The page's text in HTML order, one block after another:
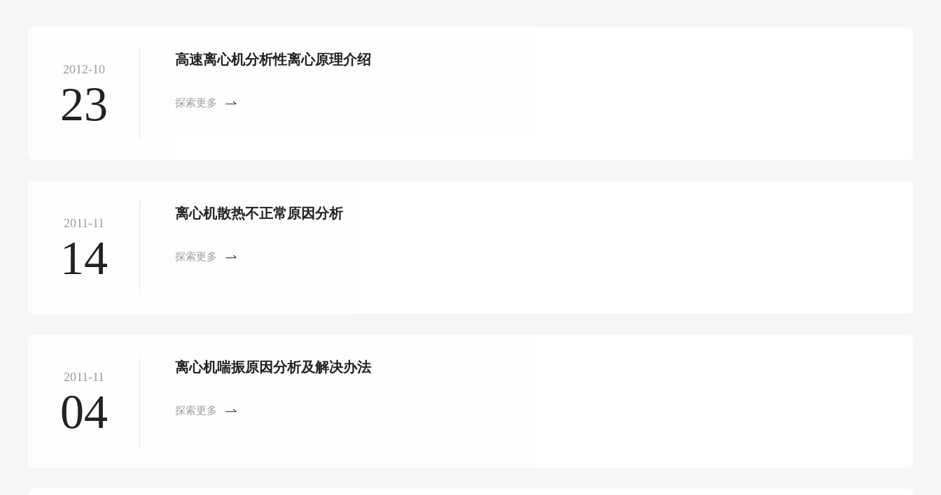
2012-10
23
高速离心机分析性离心原理介绍
探索更多
2011-11
14
离心机散热不正常原因分析
探索更多
2011-11
04
离心机喘振原因分析及解决办法
探索更多